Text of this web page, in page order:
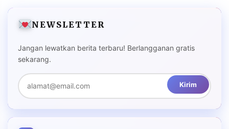
NEWSLETTER
Jangan lewatkan berita terbaru! Berlangganan gratis
sekarang.
Kirim